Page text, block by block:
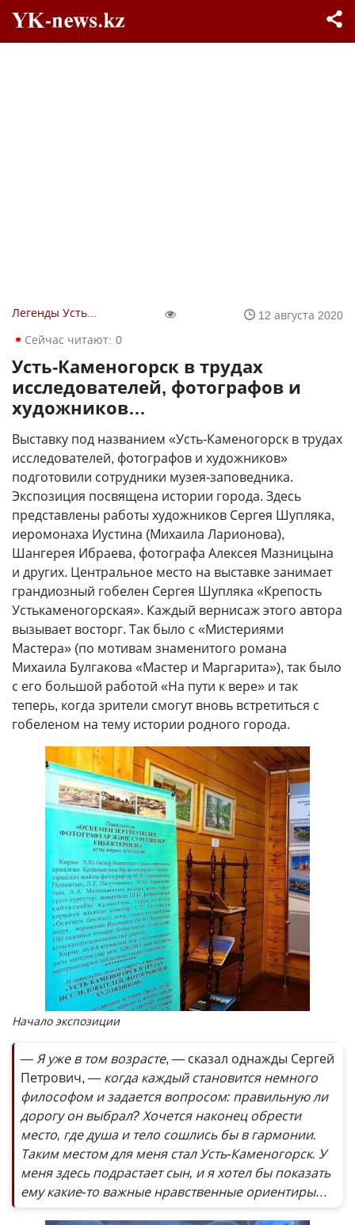
Легенды Усть-Каменогорска
12 августа 2020
Сейчас читают: 0
Усть-Каменогорск в трудах
исследователей, фотографов и
художников…
Выставку под названием «Усть-Каменогорск в трудах
исследователей, фотографов и художников»
подготовили сотрудники музея-заповедника.
Экспозиция посвящена истории города. Здесь
представлены работы художников Сергея Шупляка,
иеромонаха Иустина (Михаила Ларионова),
Шангерея Ибраева, фотографа Алексея Мазницына
и других. Центральное место на выставке занимает
грандиозный гобелен Сергея Шупляка «Крепость
Устькаменогорская». Каждый вернисаж этого автора
вызывает восторг. Так было с «Мистериями
Мастера» (по мотивам знаменитого романа
Михаила Булгакова «Мастер и Маргарита»), так было
с его большой работой «На пути к вере» и так
теперь, когда зрители смогут вновь встретиться с
гобеленом на тему истории родного города.
Начало экспозиции
— Я уже в том возрасте, — сказал однажды Сергей
Петрович, — когда каждый становится немного
философом и задается вопросом: правильную ли
дорогу он выбрал? Хочется наконец обрести
место, где душа и тело сошлись бы в гармонии.
Таким местом для меня стал Усть-Каменогорск. У
меня здесь подрастает сын, и я хотел бы показать
ему какие-то важные нравственные ориентиры…